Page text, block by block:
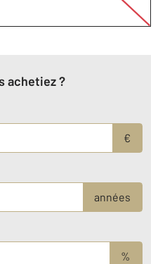
achetiez ?
€
années
%